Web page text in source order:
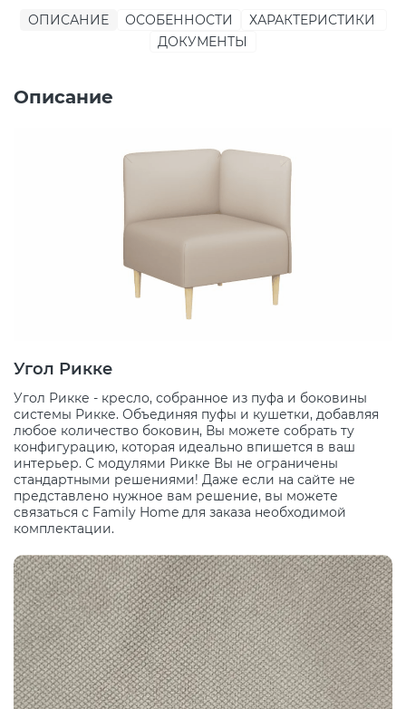
ОПИСАНИЕ ОСОБЕННОСТИ
ХАРАКТЕРИСТИКИ
ДОКУМЕНТЫ
Описание
Угол Рикке
Угол Рикке - кресло, собранное из пуфа и боковины
системы Рикке. Объединяя пуфы и кушетки, добавляя
любое количество боковин, Вы можете собрать ту
конфигурацию, которая идеально впишется в ваш
интерьер. С модулями Рикке Вы не ограничены
стандартными решениями! Даже если на сайте не
представлено нужное вам решение, вы можете
связаться с Family Home для заказа необходимой
комплектации.